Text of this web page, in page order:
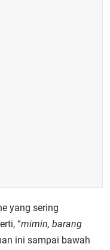
yang sering
“mimin, barang
ini sampai bawah